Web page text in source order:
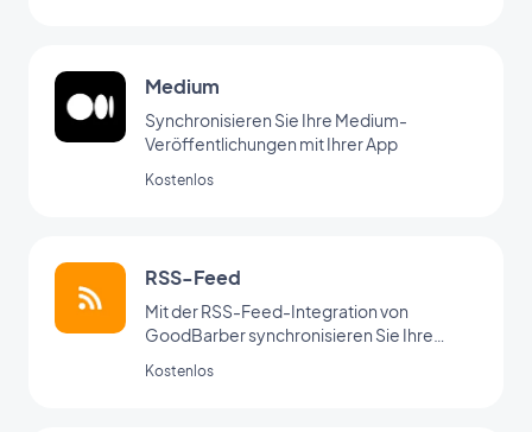
Medium
Synchronisieren Sie Ihre Medium-
Veröffentlichungen mit Ihrer App
Kostenlos
RSS-Feed
Mit der RSS-Feed-Integration von
GoodBarber synchronisieren Sie Ihre
Kostenlos